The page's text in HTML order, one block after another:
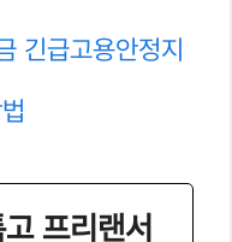
긴급고용안정지
프리랜서